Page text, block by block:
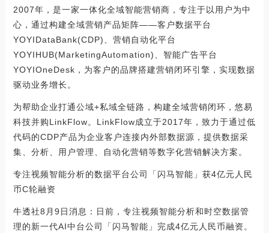
2007年，是一家一体化全域智能营销商，专注于以用户为中
心，通过构建全域营销产品矩阵——客户数据平台
YOYIDataBank(CDP)、营销自动化平台
YOYIHUB(MarketingAutomation)、智能广告平台
YOYIOneDesk，为客户的品牌搭建营销闭环引擎，实现数据
驱动业务增长。
为帮助企业打通公域+私域全链路，构建全域营销闭环，悠易
科技并购LinkFlow。LinkFlow成立于2017年，致力于通过低
代码的CDP产品为企业客户连接内外部数据源，提供数据采
集、分析、用户管理、自动化营销等数字化营销解决方案。
专注视频智能分析的数据平台公司「闪马智能」获4亿元人民
币C轮融资
牛透社8月9日消息：日前，专注视频智能分析和时空数据管
理的新一代AI中台公司「闪马智能」完成4亿元人民币融资。